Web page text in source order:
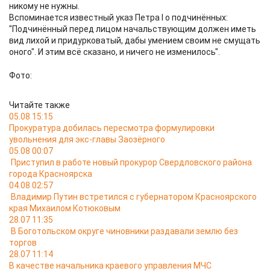
никому не нужны.
Вспоминается известный указ Петра I о подчинённых:
"Подчинённый перед лицом начальствующим должен иметь
вид лихой и придурковатый, дабы умением своим не смущать
оного". И этим всё сказано, и ничего не изменилось".
Фото:
Читайте также
05.08 15:15
Прокуратура добилась пересмотра формулировки
увольнения для экс-главы Заозёрного
05.08 00:07
Приступил в работе новый прокурор Свердловского района
города Красноярска
04.08 02:57
Владимир Путин встретился с губернатором Красноярского
края Михаилом Котюковым
28.07 11:35
В Боготольском округе чиновники раздавали землю без
торгов
28.07 11:14
В качестве начальника краевого управления МЧС